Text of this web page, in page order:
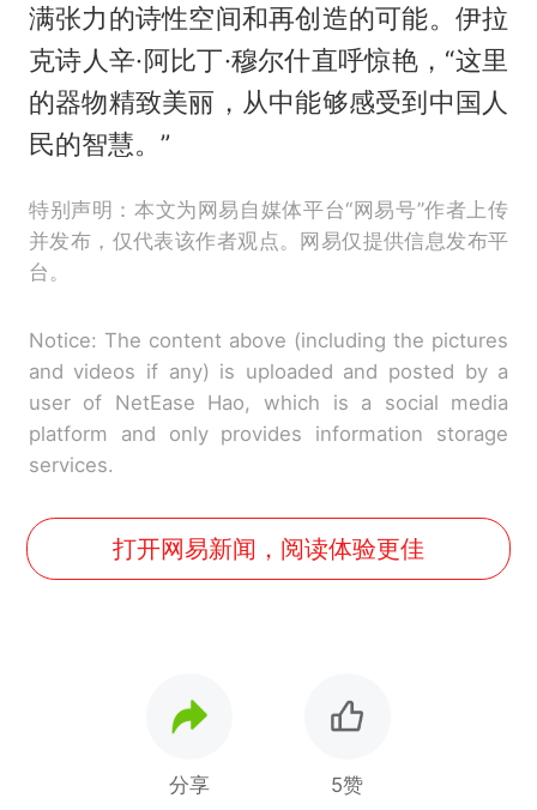
满张力的诗性空间和再创造的可能。伊拉
克诗人辛·阿比丁·穆尔什直呼惊艳，“这里
的器物精致美丽，从中能够感受到中国人
民的智慧。”
特别声明：本文为网易自媒体平台“网易号”作者上传
并发布，仅代表该作者观点。网易仅提供信息发布平
台。
Notice: The content above (including the pictures
and videos if any) is uploaded and posted by a
user of NetEase Hao, which is a social media
platform and only provides information storage
services.
打开网易新闻，阅读体验更佳
分享 5赞